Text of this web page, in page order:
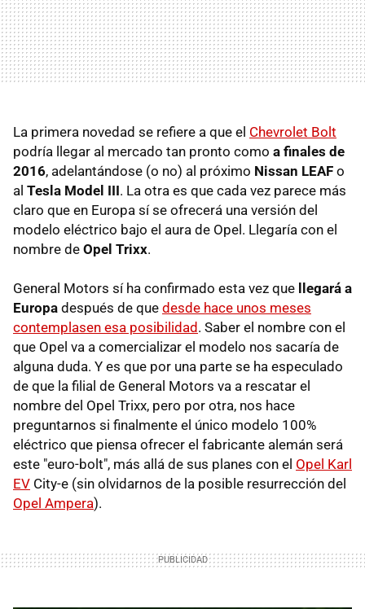
La primera novedad se refiere a que el Chevrolet Bolt
podría llegar al mercado tan pronto como a finales de
2016, adelantándose (o no) al próximo Nissan LEAF o
al Tesla Model III. La otra es que cada vez parece más
claro que en Europa sí se ofrecerá una versión del
modelo eléctrico bajo el aura de Opel. Llegaría con el
nombre de Opel Trixx.
General Motors sí ha confirmado esta vez que llegará a
Europa después de que desde hace unos meses
contemplasen esa posibilidad. Saber el nombre con el
que Opel va a comercializar el modelo nos sacaría de
alguna duda. Y es que por una parte se ha especulado
de que la filial de General Motors va a rescatar el
nombre del Opel Trixx, pero por otra, nos hace
preguntarnos si finalmente el único modelo 100%
eléctrico que piensa ofrecer el fabricante alemán será
este "euro-bolt", más allá de sus planes con el Opel Karl
EV City-e (sin olvidarnos de la posible resurrección del
Opel Ampera).